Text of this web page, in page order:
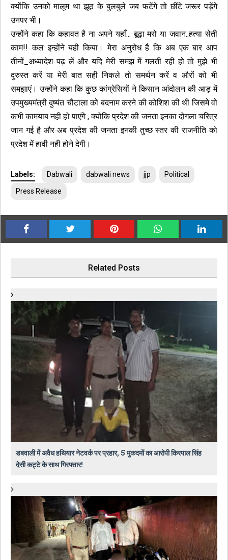
क्योंकि उनको मालूम था झूठ के बुलबुले जब फटेंगे तो छींटे जरूर पड़ेंगे
उनपर भी।
उन्होंने कहा कि कहावत है ना अपने यहाँ... बूढ़ा मरो या जवान..हत्या सेती
काम!! कल इन्होंने यही किया। मेरा अनुरोध है कि अब एक बार आप
तीनों_अध्यादेश पढ़ लें और यदि मेरी समझ में गलती रही हो तो मुझे भी
दुरुस्त करें या मेरी बात सही निकले तो समर्थन करें व औरों को भी
समझाएं। उन्होंने कहा कि कुछ कांग्रेसियों ने किसान आंदोलन की आड़ में
उपमुख्यमंत्री दुष्यंत चौटाला को बदनाम करने की कोशिश की थी जिसमे वो
कभी कामयाब नही हो पाएंगे , क्योकि प्रदेश की जनता इनका दोगला चरित्र
जान गई है और अब प्रदेश की जनता इनकी तुच्छ स्तर की राजनीति को
प्रदेश में हावी नही होने देगी।
Labels: Dabwali dabwali news jjp Political
Press Release
Related Posts
डबवाली में अवैध हथियार नेटवर्क पर प्रहार, 5 मुकदमों का आरोपी किरपाल सिंह
देसी कट्टे के साथ गिरफ्तार!